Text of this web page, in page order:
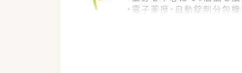
・電子薬歴・自動錠剤分包
・研修制度や資格取得制
・代表自身も薬剤師で、現